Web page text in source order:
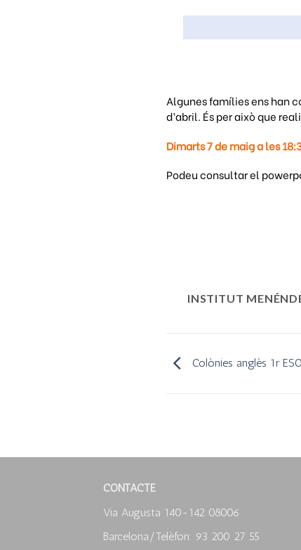
Algunes famílies ens han
d’abril. És per això que
Dimarts 7 de maig a les
Podeu consultar el
INSTITUT
Colònies anglès 1r
CONTACTE
Via Augusta 140-142 08006
Barcelona/Telèfon: 93 200 27 55